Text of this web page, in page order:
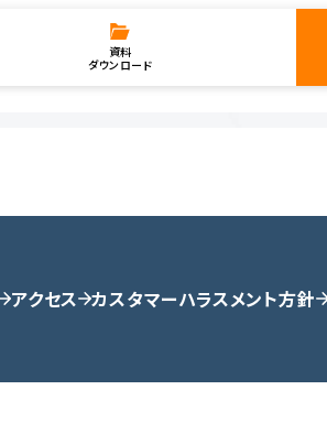
資料
ダウンロード
アクセス カスタマーハラスメント方針